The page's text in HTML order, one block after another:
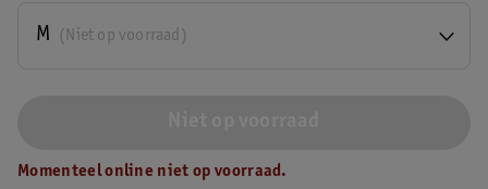
(Niet op voorraad)
M
Momenteel online niet op voorraad.